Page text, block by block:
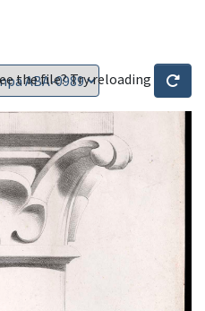
the file? Try reloading